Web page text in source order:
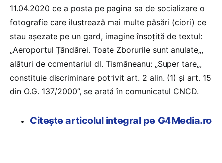
11.04.2020 de a posta pe pagina sa de socializare o
fotografie care ilustrează mai multe păsări (ciori) ce
stau așezate pe un gard, imagine însoțită de textul:
„Aeroportul Țăndărei. Toate Zborurile sunt anulate„,
alături de comentariul dl. Tismăneanu: „Super tare„,
constituie discriminare potrivit art. 2 alin. (1) și art. 15
din O.G. 137/2000”, se arată în comunicatul CNCD.
Citește articolul integral pe G4Media.ro